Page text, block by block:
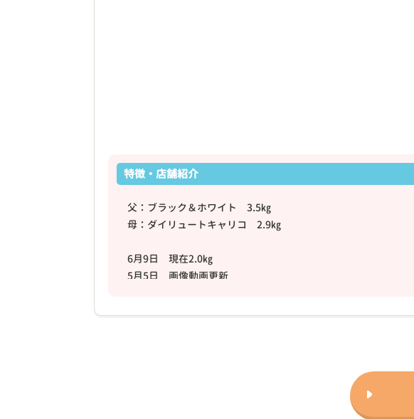
特徴・店舗紹介
父：ブラック＆ホワイト 3.5㎏
母：ダイリュートキャリコ 2.9㎏
6月9日 現在2.0㎏
5月5日 画像動画更新